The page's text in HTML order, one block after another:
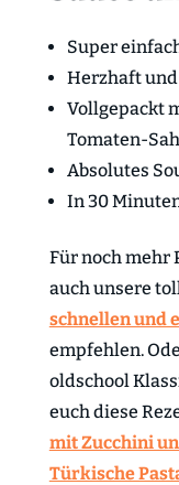
Super
Herzhaft
Vollgepackt
Tomaten-
Absolutes
In 30
Für noch mehr
auch unsere
schnellen und
empfehlen.
oldschool
euch diese
mit Zucchini
Türkische